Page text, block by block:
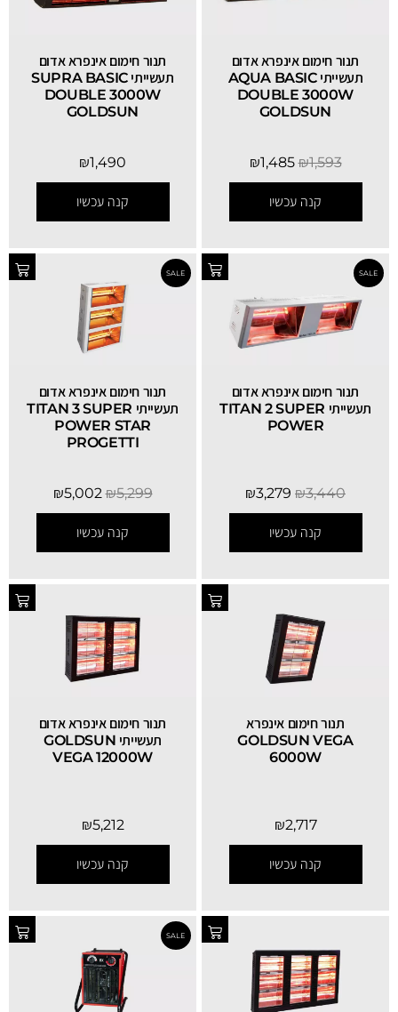
תנור חימום אינפרא אדום
תעשייתי AQUA BASIC
DOUBLE 3000W
GOLDSUN
₪1,593
₪1,485
קנה עכשיו
תנור חימום אינפרא אדום
תעשייתי SUPRA BASIC
DOUBLE 3000W
GOLDSUN
₪1,490
קנה עכשיו
תנור חימום אינפרא אדום
תעשייתי TITAN 2 SUPER
POWER
₪3,440
₪3,279
קנה עכשיו
תנור חימום אינפרא אדום
תעשייתי TITAN 3 SUPER
POWER STAR
PROGETTI
₪5,299
₪5,002
קנה עכשיו
תנור חימום אינפרא
GOLDSUN VEGA
6000W
₪2,717
קנה עכשיו
תנור חימום אינפרא אדום
תעשייתי GOLDSUN
VEGA 12000W
₪5,212
קנה עכשיו